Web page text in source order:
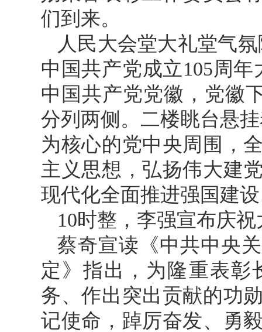
们到来。
人民大会堂大礼堂气
中国共产党成立105周
中国共产党党徽，党徽
分列两侧。二楼眺台悬
为核心的党中央周围，
主义思想，弘扬伟大建
现代化全面推进强国建
10时整，李强宣布庆
蔡奇宣读《中共中央
定》指出，为隆重表彰
务、作出突出贡献的功
记使命，踔厉奋发、勇